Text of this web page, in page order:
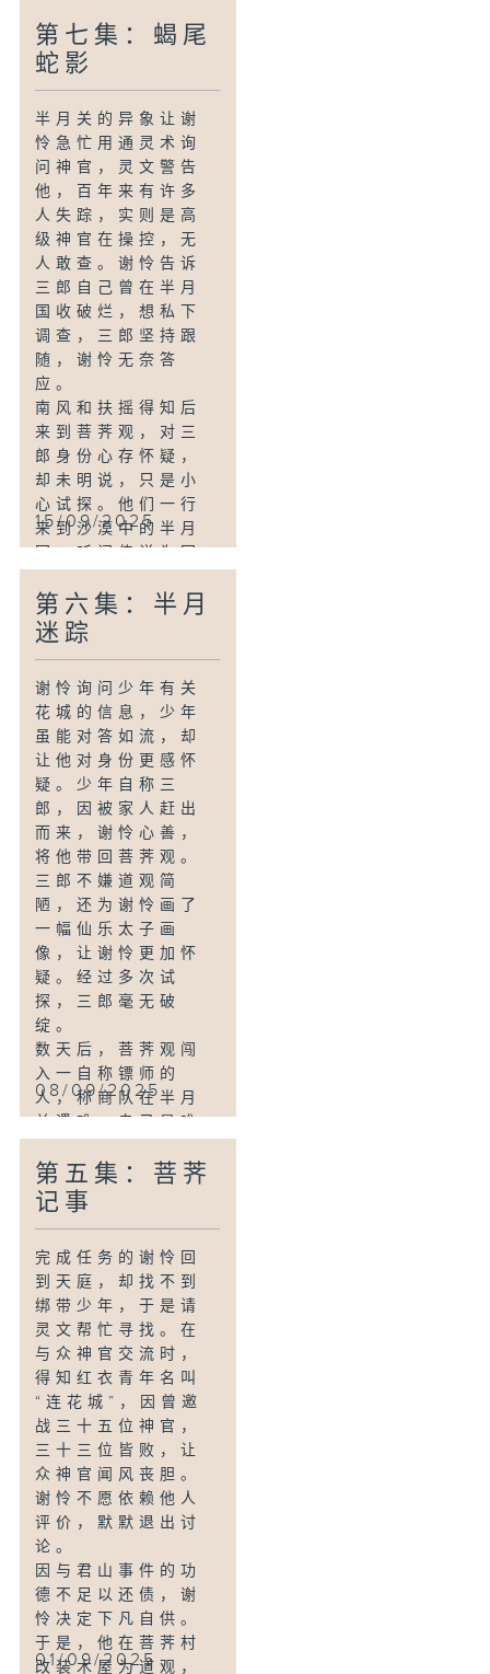
遇到黑白女道，只
能暂时躲在废墟
中。
第七集：蝎尾
蛇影
半月关的异象让谢
怜急忙用通灵术询
问神官，灵文警告
他，百年来有许多
人失踪，实则是高
级神官在操控，无
人敢查。谢怜告诉
三郎自己曾在半月
国收破烂，想私下
调查，三郎坚持跟
随，谢怜无奈答
应。
南风和扶摇得知后
来到菩荠观，对三
郎身份心存怀疑，
却未明说，只是小
心试探。他们一行
来到沙漠中的半月
国，听闻传说为国
件，导致半月关被
沙漠吞噬。
15/09/2025
第六集：半月
迷踪
谢怜询问少年有关
花城的信息，少年
虽能对答如流，却
让他对身份更感怀
疑。少年自称三
郎，因被家人赶出
而来，谢怜心善，
将他带回菩荠观。
三郎不嫌道观简
陋，还为谢怜画了
一幅仙乐太子画
像，让谢怜更加怀
疑。经过多次试
探，三郎毫无破
绽。
数天后，菩荠观闯
入一自称镖师的
人，称商队在半月
关遇难，自己是唯
探后发现，他其实
是施了法咒的纸
人。
08/09/2025
第五集：菩荠
记事
完成任务的谢怜回
到天庭，却找不到
绑带少年，于是请
灵文帮忙寻找。在
与众神官交流时，
得知红衣青年名叫
“连花城”，因曾邀
战三十五位神官，
三十三位皆败，让
众神官闻风丧胆。
谢怜不愿依赖他人
评价，默默退出讨
论。
因与君山事件的功
德不足以还债，谢
怜决定下凡自供。
于是，他在菩荠村
改装木屋为道观，
01/09/2025